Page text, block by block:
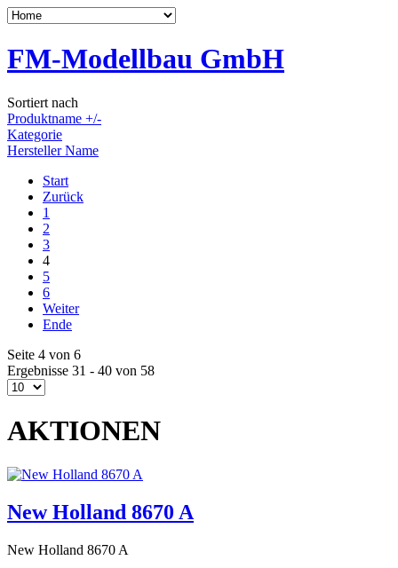
FM-Modellbau GmbH
Sortiert nach
Produktname +/-
Kategorie
Hersteller Name
Start
Zurück
1
2
3
4
5
6
Weiter
Ende
Seite 4 von 6
Ergebnisse 31 - 40 von 58
AKTIONEN
New Holland 8670 A
New Holland 8670 A